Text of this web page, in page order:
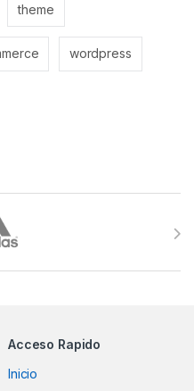
theme
wordpress
Acceso Rapido
Inicio